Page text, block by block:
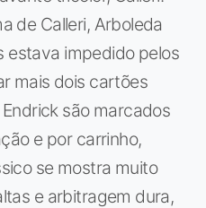
de Calleri, Arboleda
estava impedido pelos
mais dois cartões
são marcados
e por carrinho,
se mostra muito
e arbitragem dura,